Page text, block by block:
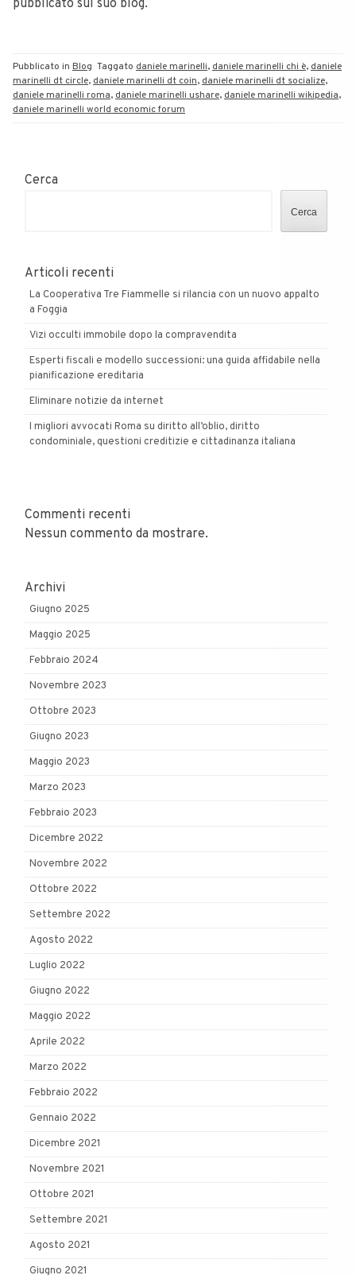
pubblicato sul suo blog.
Pubblicato in Blog Taggato daniele marinelli, daniele marinelli chi è, daniele
marinelli dt circle, daniele marinelli dt coin, daniele marinelli dt socialize,
daniele marinelli roma, daniele marinelli ushare, daniele marinelli wikipedia,
daniele marinelli world economic forum
Cerca
Cerca
Articoli recenti
La Cooperativa Tre Fiammelle si rilancia con un nuovo appalto
a Foggia
Vizi occulti immobile dopo la compravendita
Esperti fiscali e modello successioni: una guida affidabile nella
pianificazione ereditaria
Eliminare notizie da internet
I migliori avvocati Roma su diritto all’oblio, diritto
condominiale, questioni creditizie e cittadinanza italiana
Commenti recenti
Nessun commento da mostrare.
Archivi
Giugno 2025
Maggio 2025
Febbraio 2024
Novembre 2023
Ottobre 2023
Giugno 2023
Maggio 2023
Marzo 2023
Febbraio 2023
Dicembre 2022
Novembre 2022
Ottobre 2022
Settembre 2022
Agosto 2022
Luglio 2022
Giugno 2022
Maggio 2022
Aprile 2022
Marzo 2022
Febbraio 2022
Gennaio 2022
Dicembre 2021
Novembre 2021
Ottobre 2021
Settembre 2021
Agosto 2021
Giugno 2021